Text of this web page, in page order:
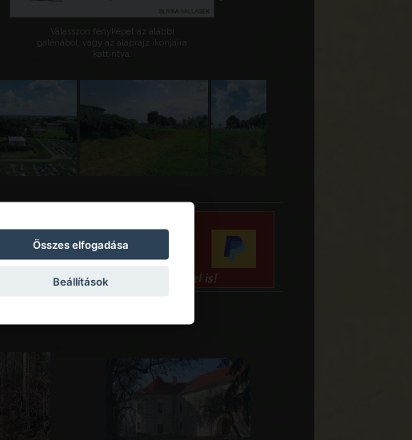
Válasszon fényképet az alábbi
galériából, vagy az alaprajz ikonjaira
kattintva.
Összes elfogadása
Beállítások